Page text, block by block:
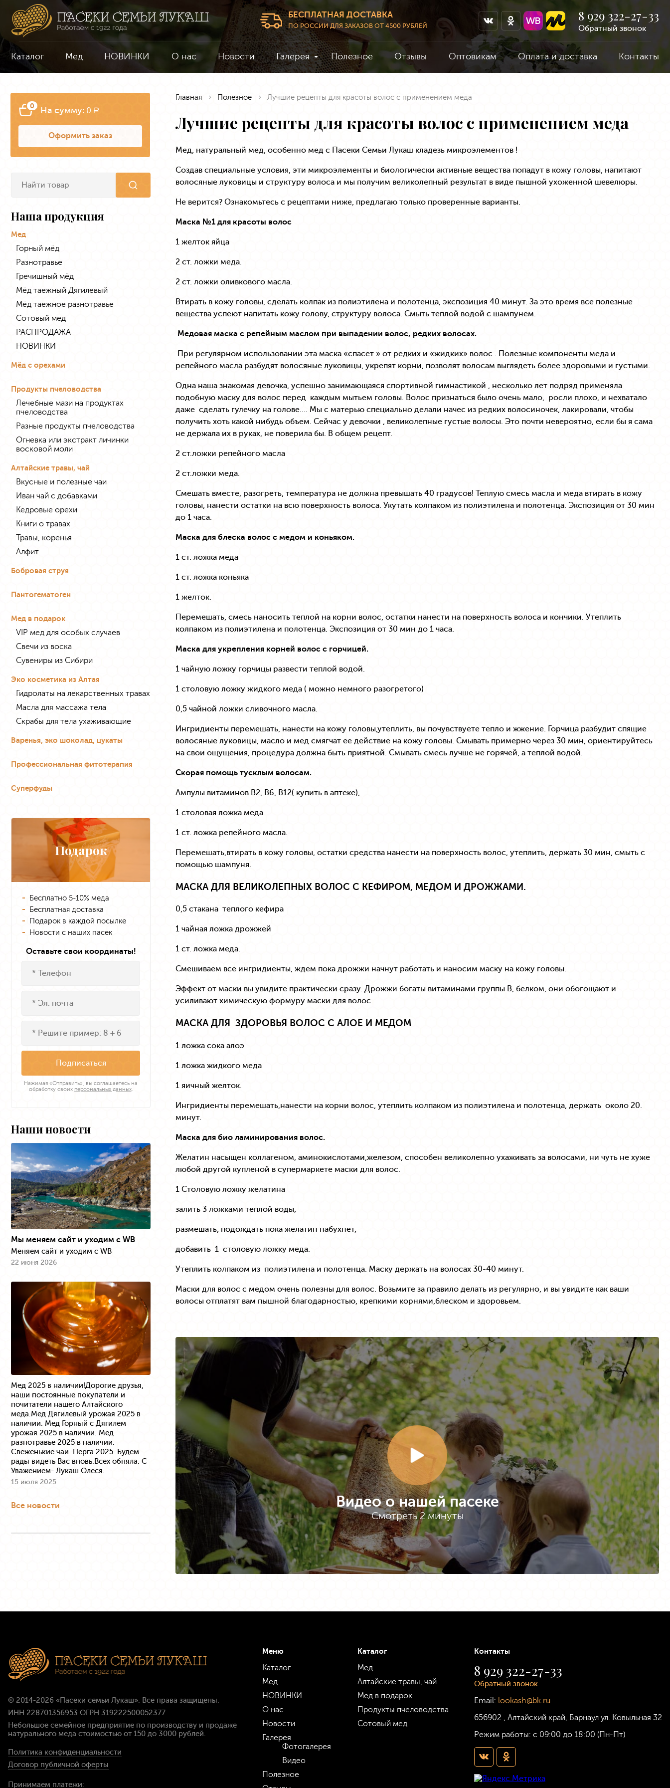
БЕСПЛАТНАЯ ДОСТАВКА
ПО РОССИИ ДЛЯ ЗАКАЗОВ ОТ 4500 РУБЛЕЙ
8 929 322-27-33
Обратный звонок
Каталог Мед НОВИНКИ О нас Новости Галерея Полезное Отзывы Оптовикам Оплата и доставка Контакты
0 На сумму: 0 a
Оформить заказ
Наша продукция
Мед
Горный мёд
Разнотравье
Гречишный мёд
Мёд таежный Дягилевый
Мёд таежное разнотравье
Сотовый мед
РАСПРОДАЖА
НОВИНКИ
Мёд с орехами
Продукты пчеловодства
Лечебные мази на продуктах
пчеловодства
Разные продукты пчеловодства
Огневка или экстракт личинки
восковой моли
Алтайские травы, чай
Вкусные и полезные чаи
Иван чай с добавками
Кедровые орехи
Книги о травах
Травы, коренья
Алфит
Бобровая струя
Пантогематоген
Мед в подарок
VIP мед для особых случаев
Свечи из воска
Сувениры из Сибири
Эко косметика из Алтая
Гидролаты на лекарственных травах
Масла для массажа тела
Скрабы для тела ухаживающие
Варенья, эко шоколад, цукаты
Профессиональная фитотерапия
Суперфуды
Подарок
Бесплатно 5-10% меда
Бесплатная доставка
Подарок в каждой посылке
Новости с наших пасек
Оставьте свои координаты!
Подписаться
Нажимая «Отправить», вы соглашаетесь на
обработку своих персональных данных.
Наши новости
Мы меняем сайт и уходим с WB
Меняем сайт и уходим с WB
22 июня 2026
Мед 2025 в наличии!Дорогие друзья,
наши постоянные покупатели и
почитатели нашего Алтайского
меда.Мед Дягилевый урожая 2025 в
наличии. Мед Горный с Дягилем
урожая 2025 в наличии. Мед
разнотравье 2025 в наличии.
Свеженькие чаи. Перга 2025. Будем
рады видеть Вас вновь.Всех обняла. С
Уважением- Лукаш Олеся.
15 июля 2025
Все новости
Главная Полезное Лучшие рецепты для красоты волос с применением меда
Лучшие рецепты для красоты волос с применением меда
Мед, натуральный мед, особенно мед с Пасеки Семьи Лукаш кладезь микроэлементов !
Создав специальные условия, эти микроэлементы и биологически активные вещества попадут в кожу головы, напитают
волосяные луковицы и структуру волоса и мы получим великолепный результат в виде пышной ухоженной шевелюры.
Не верится? Ознакомьтесь с рецептами ниже, предлагаю только проверенные варианты.
Маска №1 для красоты волос
1 желток яйца
2 ст. ложки меда.
2 ст. ложки оливкового масла.
Втирать в кожу головы, сделать колпак из полиэтилена и полотенца, экспозиция 40 минут. За это время все полезные
вещества успеют напитать кожу голову, структуру волоса. Смыть теплой водой с шампунем.
Медовая маска с репейным маслом при выпадении волос, редких волосах.
При регулярном использовании эта маска «спасет » от редких и «жидких» волос . Полезные компоненты меда и
репейного масла разбудят волосяные луковицы, укрепят корни, позволят волосам выглядеть более здоровыми и густыми.
Одна наша знакомая девочка, успешно занимающаяся спортивной гимнастикой , несколько лет подряд применяла
подобную маску для волос перед каждым мытьем головы. Волос признаться было очень мало, росли плохо, и нехватало
даже сделать гулечку на голове…. Мы с матерью специально делали начес из редких волосиночек, лакировали, чтобы
получить хоть какой нибудь объем. Сейчас у девочки , великолепные густые волосы. Это почти невероятно, если бы я сама
не держала их в руках, не поверила бы. В общем рецепт.
2 ст.ложки репейного масла
2 ст.ложки меда.
Смешать вместе, разогреть, температура не должна превышать 40 градусов! Теплую смесь масла и меда втирать в кожу
головы, нанести остатки на всю поверхность волоса. Укутать колпаком из полиэтилена и полотенца. Экспозиция от 30 мин
до 1 часа.
Маска для блеска волос с медом и коньяком.
1 ст. ложка меда
1 ст. ложка коньяка
1 желток.
Перемешать, смесь наносить теплой на корни волос, остатки нанести на поверхность волоса и кончики. Утеплить
колпаком из полиэтилена и полотенца. Экспозиция от 30 мин до 1 часа.
Маска для укрепления корней волос с горчицей.
1 чайную ложку горчицы развести теплой водой.
1 столовую ложку жидкого меда ( можно немного разогретого)
0,5 чайной ложки сливочного масла.
Ингридиенты перемешать, нанести на кожу головы,утеплить, вы почувствуете тепло и жжение. Горчица разбудит спящие
волосяные луковицы, масло и мед смягчат ее действие на кожу головы. Смывать примерно через 30 мин, ориентируйтесь
на свои ощущения, процедура должна быть приятной. Смывать смесь лучше не горячей, а теплой водой.
Скорая помощь тусклым волосам.
Ампулы витаминов B2, B6, B12( купить в аптеке),
1 столовая ложка меда
1 ст. ложка репейного масла.
Перемешать,втирать в кожу головы, остатки средства нанести на поверхность волос, утеплить, держать 30 мин, смыть с
помощью шампуня.
МАСКА ДЛЯ ВЕЛИКОЛЕПНЫХ ВОЛОС С КЕФИРОМ, МЕДОМ И ДРОЖЖАМИ.
0,5 стакана теплого кефира
1 чайная ложка дрожжей
1 ст. ложка меда.
Смешиваем все ингридиенты, ждем пока дрожжи начнут работать и наносим маску на кожу головы.
Эффект от маски вы увидите практически сразу. Дрожжи богаты витаминами группы B, белком, они обогощают и
усиливают химическую формуру маски для волос.
МАСКА ДЛЯ ЗДОРОВЬЯ ВОЛОС С АЛОЕ И МЕДОМ
1 ложка сока алоэ
1 ложка жидкого меда
1 яичный желток.
Ингридиенты перемешать,нанести на корни волос, утеплить колпаком из полиэтилена и полотенца, держать около 20.
минут.
Маска для био ламинирования волос.
Желатин насыщен коллагеном, аминокислотами,железом, способен великолепно ухаживать за волосами, ни чуть не хуже
любой другой купленой в супермаркете маски для волос.
1 Столовую ложку желатина
залить 3 ложками теплой воды,
размешать, подождать пока желатин набухнет,
добавить 1 столовую ложку меда.
Утеплить колпаком из полиэтилена и полотенца. Маску держать на волосах 30-40 минут.
Маски для волос с медом очень полезны для волос. Возьмите за правило делать из регулярно, и вы увидите как ваши
волосы отплатят вам пышной благодарностью, крепкими корнями,блеском и здоровьем.
Видео о нашей пасеке
Смотреть 2 минуты
© 2014-2026 «Пасеки семьи Лукаш». Все права защищены.
ИНН 228701356953 ОГРН 319222500052377
Небольшое семейное предприятие по производству и продаже
натурального меда стоимостью от 150 до 3000 рублей.
Политика конфиденциальности
Договор публичной оферты
Принимаем платежи:
Меню
Каталог
Мед
НОВИНКИ
О нас
Новости
Галерея
Фотогалерея
Видео
Полезное
Каталог
Мед
Алтайские травы, чай
Мед в подарок
Продукты пчеловодства
Сотовый мед
Контакты
8 929 322-27-33
Обратный звонок
Email: lookash@bk.ru
656902 , Алтайский край, Барнаул ул. Ковыльная 32
Режим работы: с 09:00 до 18:00 (Пн-Пт)